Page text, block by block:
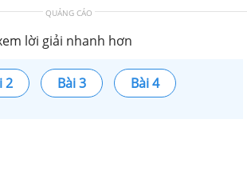
QUẢNG CÁO
lời giải nhanh hơn
2 Bài 3 Bài 4